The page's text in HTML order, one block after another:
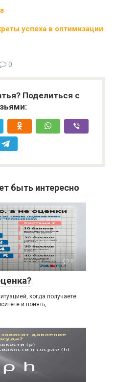
успеха в оптимизации
0
Поделиться с
быть интересно
0
когда получаете
и понять,